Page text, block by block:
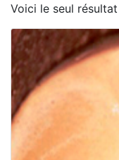
Voici le seul résultat